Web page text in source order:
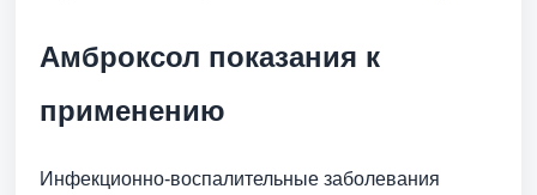
Амброксол показания к
применению
Инфекционно-воспалительные заболевания